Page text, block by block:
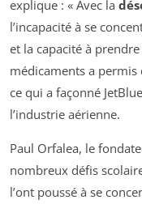
explique : « Avec la
l’incapacité à se
et la capacité à prendre
médicaments a
ce qui a façonné
l’industrie aérienne.
Paul Orfalea, le
nombreux défis
l’ont poussé à se